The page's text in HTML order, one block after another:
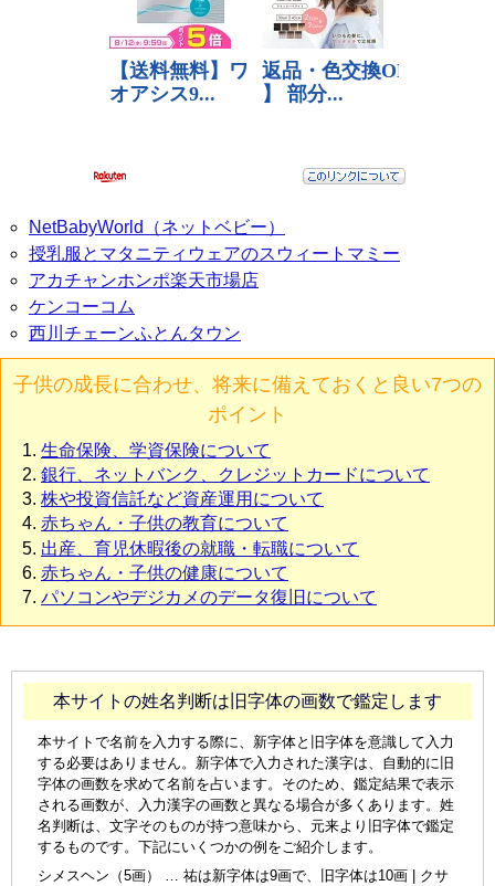
NetBabyWorld（ネットベビー）
授乳服とマタニティウェアのスウィートマミー
アカチャンホンポ楽天市場店
ケンコーコム
西川チェーンふとんタウン
子供の成長に合わせ、将来に備えておくと良い7つの
ポイント
生命保険、学資保険について
銀行、ネットバンク、クレジットカードについて
株や投資信託など資産運用について
赤ちゃん・子供の教育について
出産、育児休暇後の就職・転職について
赤ちゃん・子供の健康について
パソコンやデジカメのデータ復旧について
本サイトの姓名判断は旧字体の画数で鑑定します
本サイトで名前を入力する際に、新字体と旧字体を意識して入力
する必要はありません。新字体で入力された漢字は、自動的に旧
字体の画数を求めて名前を占います。そのため、鑑定結果で表示
される画数が、入力漢字の画数と異なる場合が多くあります。姓
名判断は、文字そのものが持つ意味から、元来より旧字体で鑑定
するものです。下記にいくつかの例をご紹介します。
シメスヘン（5画） … 祐は新字体は9画で、旧字体は10画 | クサ